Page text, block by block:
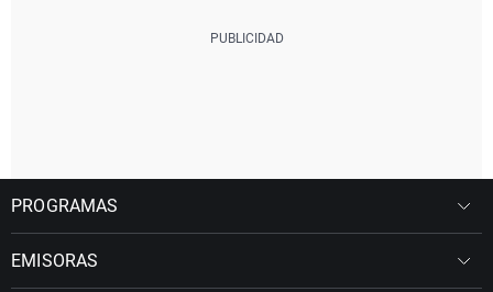
PROGRAMAS
EMISORAS